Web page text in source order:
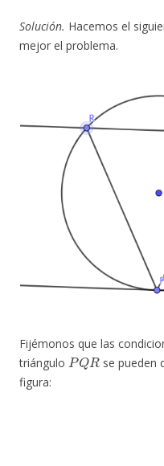
Solución. Hacemos el
mejor el problema.
Fijémonos que las
triángulo
PQR
se pueden
figura: